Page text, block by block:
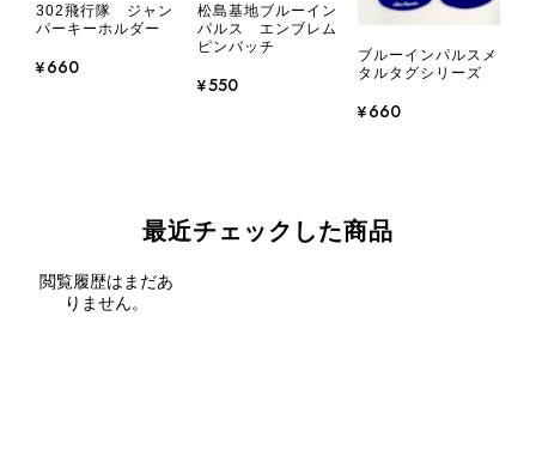
302飛行隊 ジャン
パーキーホルダー
¥660
松島基地ブルーイン
パルス エンブレム
ピンバッチ
¥550
ブルーインパルスメ
タルタグシリーズ
¥660
最近チェックした商品
閲覧履歴はまだあ
りません。